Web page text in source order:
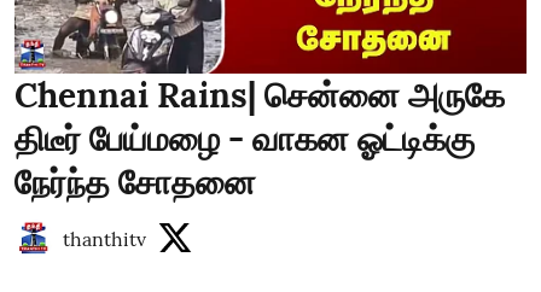
Chennai Rains| சென்னை அருகே
திடீர் பேய்மழை - வாகன ஓட்டிக்கு
நேர்ந்த சோதனை
thanthitv